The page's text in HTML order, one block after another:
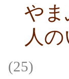
や
人
(25)